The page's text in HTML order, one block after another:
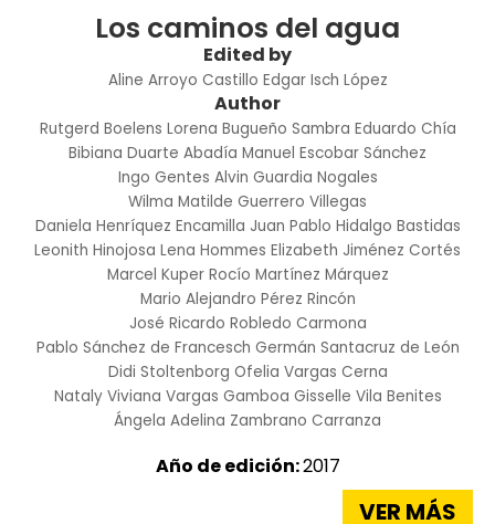
Los caminos del agua
Edited by
Aline Arroyo Castillo Edgar Isch López
Author
Rutgerd Boelens Lorena Bugueño Sambra Eduardo Chía
Bibiana Duarte Abadía Manuel Escobar Sánchez
Ingo Gentes Alvin Guardia Nogales
Wilma Matilde Guerrero Villegas
Daniela Henríquez Encamilla Juan Pablo Hidalgo Bastidas
Leonith Hinojosa Lena Hommes Elizabeth Jiménez Cortés
Marcel Kuper Rocío Martínez Márquez
Mario Alejandro Pérez Rincón
José Ricardo Robledo Carmona
Pablo Sánchez de Francesch Germán Santacruz de León
Didi Stoltenborg Ofelia Vargas Cerna
Nataly Viviana Vargas Gamboa Gisselle Vila Benites
Ángela Adelina Zambrano Carranza
Año de edición:2017
VER MÁS